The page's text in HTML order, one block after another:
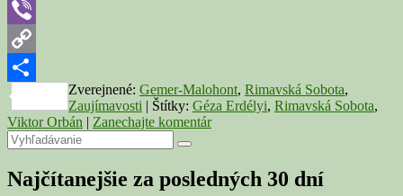
Telegram
Viber
Copy
Link
Share
Zverejnené: Gemer-Malohont, Rimavská Sobota,
Zaujímavosti | Štítky: Géza Erdélyi, Rimavská Sobota,
Viktor Orbán | Zanechajte komentár
Primary
Sidebar
Widget
Search
for:
Search
Najčítanejšie za posledných 30 dní